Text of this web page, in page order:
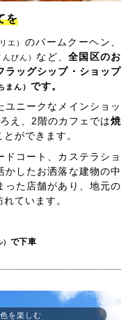
を
エ） のバームクーヘン、
んびん） など、全国区のお
ラッグシップ・ショップ
まん） です。
ニークなメインショッ
え、2階のカフェでは焼
ができます。
コート、カステラショ
かしたお洒落な建物の中
った店舗があり、地元の
ています。
で下車
を楽しむ